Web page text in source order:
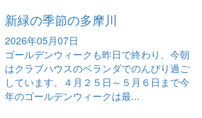
新緑の季節の多摩川
2026年05月07日
ゴールデンウィークも昨日で終わり、今朝
はクラブハウスのベランダでのんびり過ご
しています。４月２５日～５月６日まで今
年のゴールデンウィークは最...